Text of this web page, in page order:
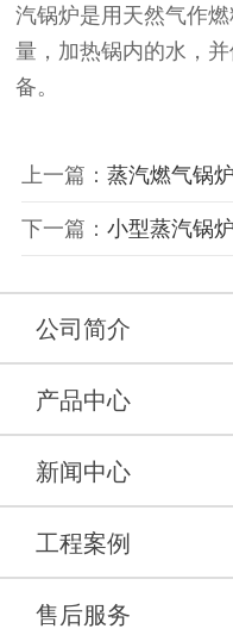
汽锅炉是用天然气作
量，加热锅内的水，
备。
上一篇： 蒸汽燃气锅
下一篇： 小型蒸汽锅
公司简介
产品中心
新闻中心
工程案例
售后服务